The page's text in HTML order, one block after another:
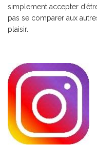
simplement accepter
pas se comparer aux
plaisir.